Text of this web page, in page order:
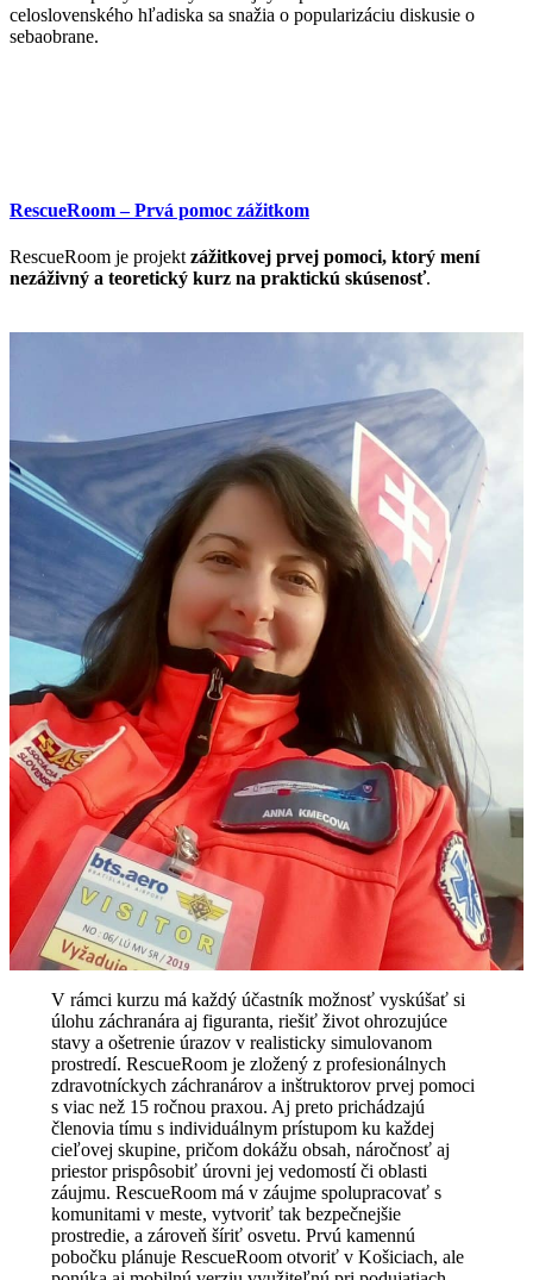
celoslovenského hľadiska sa snažia o popularizáciu diskusie o
sebaobrane.
RescueRoom – Prvá pomoc zážitkom
RescueRoom je projekt zážitkovej prvej pomoci, ktorý mení
nezáživný a teoretický kurz na praktickú skúsenosť.
V rámci kurzu má každý účastník možnosť vyskúšať si
úlohu záchranára aj figuranta, riešiť život ohrozujúce
stavy a ošetrenie úrazov v realisticky simulovanom
prostredí. RescueRoom je zložený z profesionálnych
zdravotníckych záchranárov a inštruktorov prvej pomoci
s viac než 15 ročnou praxou. Aj preto prichádzajú
členovia tímu s individuálnym prístupom ku každej
cieľovej skupine, pričom dokážu obsah, náročnosť aj
priestor prispôsobiť úrovni jej vedomostí či oblasti
záujmu. RescueRoom má v záujme spolupracovať s
komunitami v meste, vytvoriť tak bezpečnejšie
prostredie, a zároveň šíriť osvetu. Prvú kamennú
pobočku plánuje RescueRoom otvoriť v Košiciach, ale